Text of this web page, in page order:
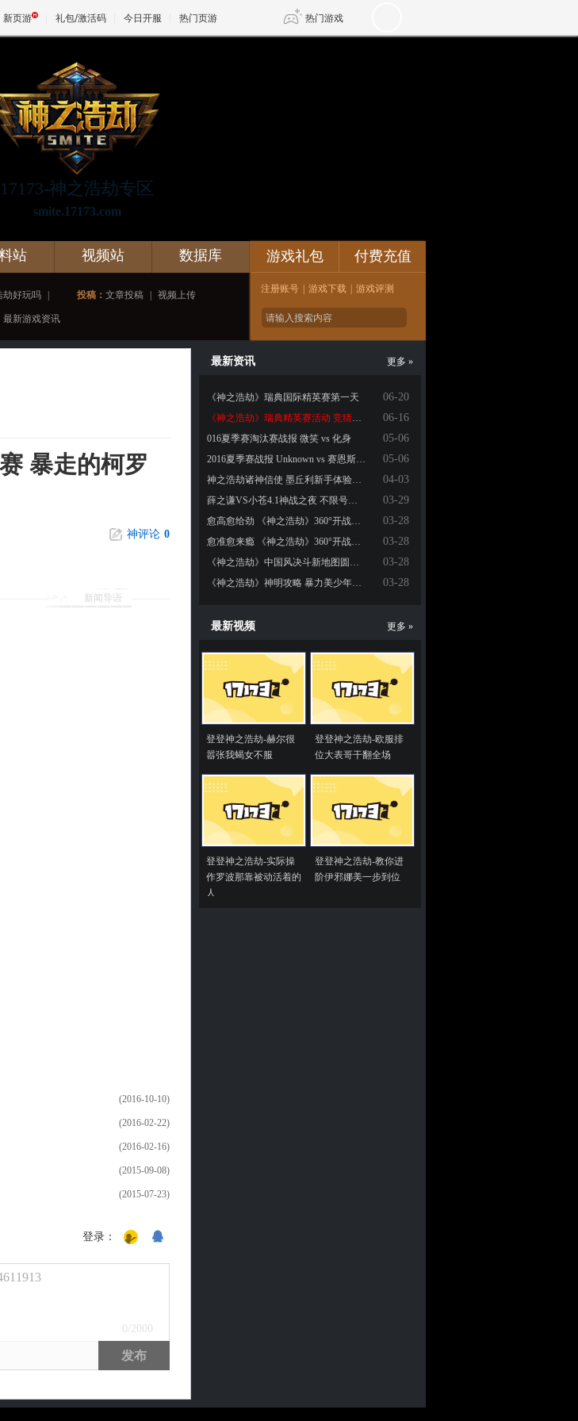
新页游 礼包/激活码 今日开服 热门页游 热门游戏
17173-神之浩劫专区
smite.17173.com
站 视频站 数据库 论坛
劫好玩吗 投稿： 文章投稿 视频上传
最新游戏资讯
游戏礼包 付费充值
注册账号 游戏下载 游戏评测
暴走的柯罗
神评论 0
新闻导语
(2016-10-10)
(2016-02-22)
(2016-02-16)
(2015-09-08)
(2015-07-23)
登录：
0 /2000
发布
最新资讯
06-20
《神之浩劫》瑞典国际精英赛第一天
06-16
《神之浩劫》瑞典精英赛活动 竞猜得大奖
05-06
016夏季赛淘汰赛战报 微笑 vs 化身
05-06
2016夏季赛战报 Unknown vs 赛恩斯小学
04-03
神之浩劫诸神信使 墨丘利新手体验心情
03-29
薛之谦VS小苍4.1神战之夜 不限号开测直播阵容大揭秘
03-28
愈高愈给劲 《神之浩劫》360°开战之高空GANK
03-28
愈准愈来瘾 《神之浩劫》360°开战之无锁定攻击
03-28
《神之浩劫》中国风决斗新地图圆儿时大闹天宫之梦
03-28
《神之浩劫》神明攻略 暴力美少年哪吒
更多 »
最新视频
登登神之浩劫-赫尔很
嚣张我蝎女不服
登登神之浩劫-欧服排
位大表哥干翻全场
登登神之浩劫-实际操
作罗波那靠被动活着的
人
登登神之浩劫-教你进
阶伊邪娜美一步到位
更多 »